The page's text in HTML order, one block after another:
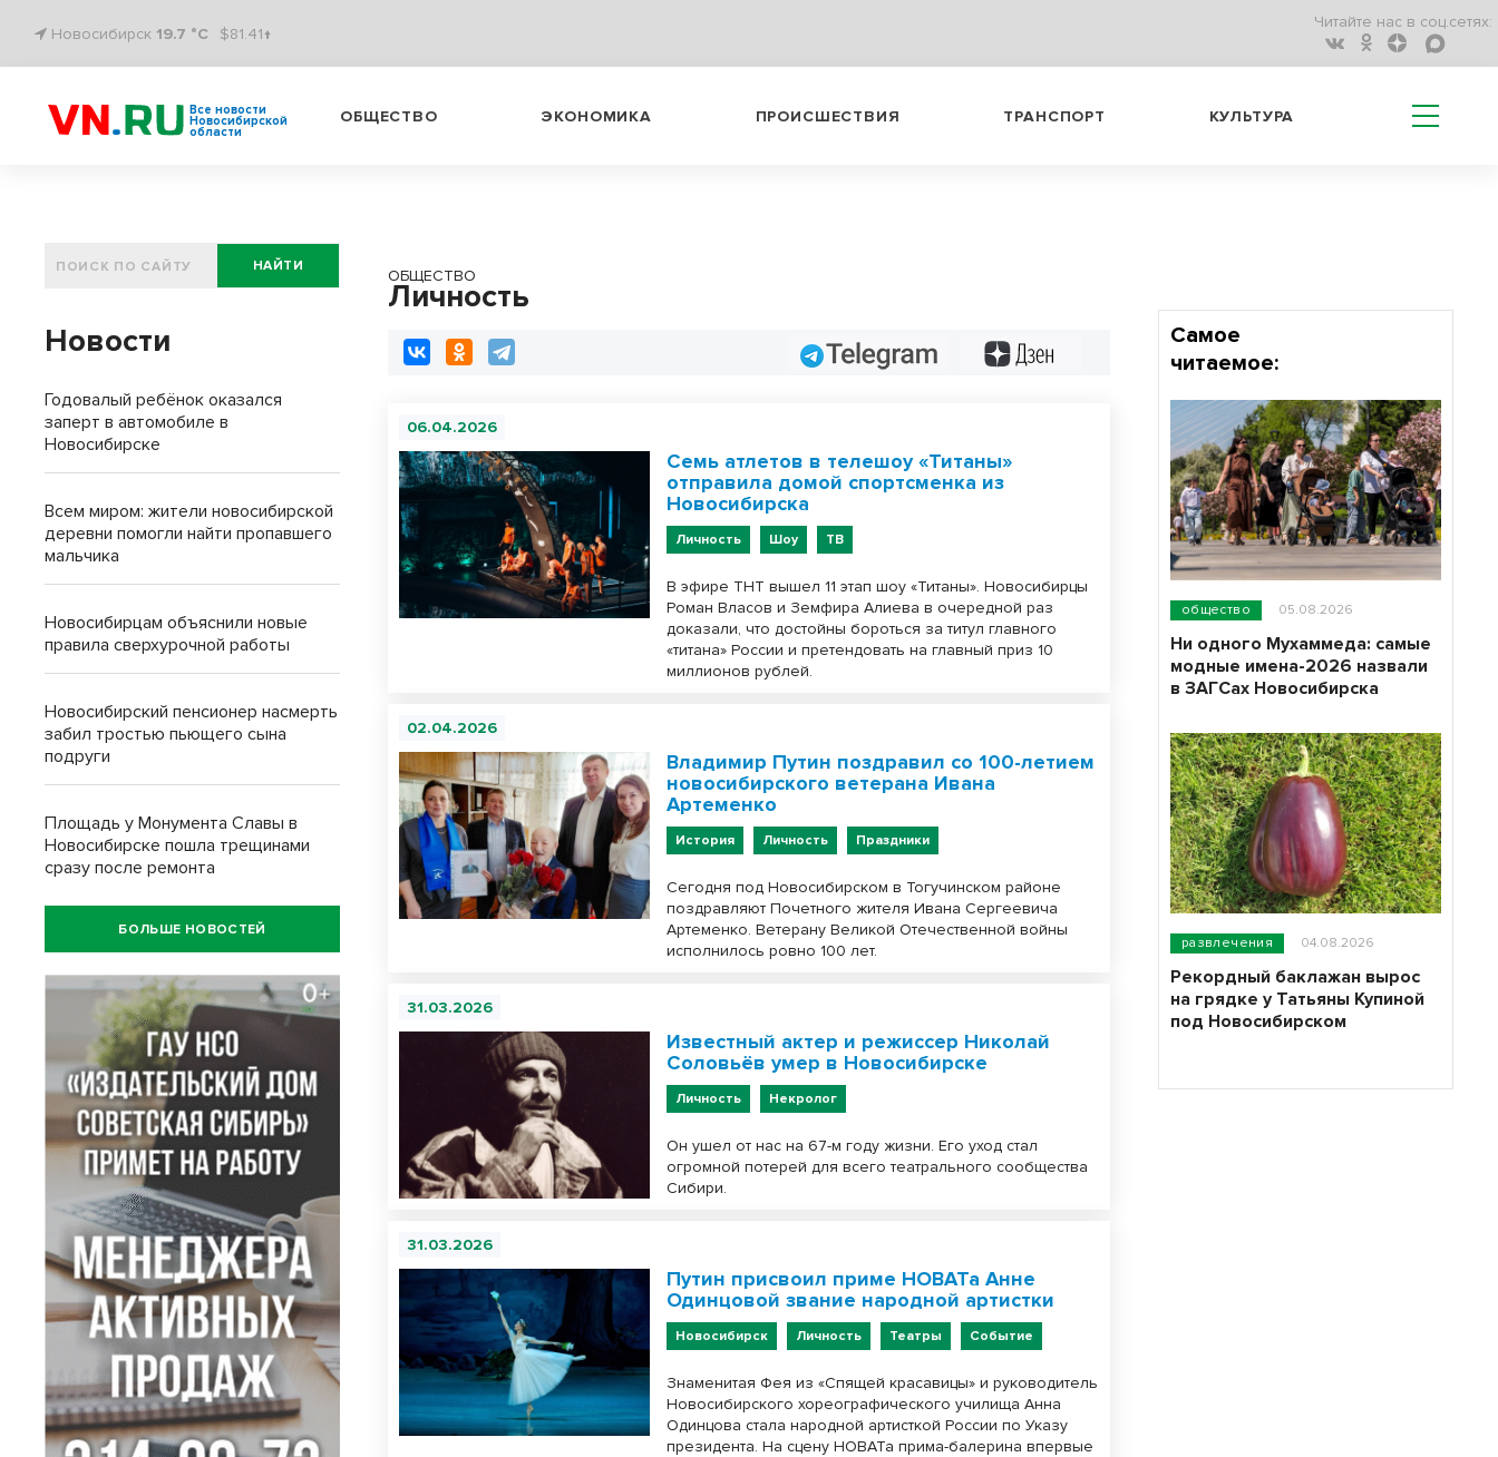
Новосибирск 19.7 °C $81.41↑
Читайте нас в соц.сетях:
Все новости
Новосибирской
области
ОБЩЕСТВО ЭКОНОМИКА ПРОИСШЕСТВИЯ ТРАНСПОРТ КУЛЬТУРА
ОБЩЕСТВО
Личность
Telegram
06.04.2026
Семь атлетов в телешоу «Титаны»
отправила домой спортсменка из
Новосибирска
Личность Шоу ТВ
В эфире ТНТ вышел 11 этап шоу «Титаны». Новосибирцы
Роман Власов и Земфира Алиева в очередной раз
доказали, что достойны бороться за титул главного
«титана» России и претендовать на главный приз 10
миллионов рублей.
02.04.2026
Владимир Путин поздравил со 100-летием
новосибирского ветерана Ивана
Артеменко
История Личность Праздники
Сегодня под Новосибирском в Тогучинском районе
поздравляют Почетного жителя Ивана Сергеевича
Артеменко. Ветерану Великой Отечественной войны
исполнилось ровно 100 лет.
31.03.2026
Известный актер и режиссер Николай
Соловьёв умер в Новосибирске
Личность Некролог
Он ушел от нас на 67-м году жизни. Его уход стал
огромной потерей для всего театрального сообщества
Сибири.
31.03.2026
Путин присвоил приме НОВАТа Анне
Одинцовой звание народной артистки
Новосибирск Личность Театры Событие
Знаменитая Фея из «Спящей красавицы» и руководитель
Новосибирского хореографического училища Анна
Одинцова стала народной артисткой России по Указу
президента. На сцену НОВАТа прима-балерина впервые
НАЙТИ
Новости
Годовалый ребёнок оказался
заперт в автомобиле в
Новосибирске
Всем миром: жители новосибирской
деревни помогли найти пропавшего
мальчика
Новосибирцам объяснили новые
правила сверхурочной работы
Новосибирский пенсионер насмерть
забил тростью пьющего сына
подруги
Площадь у Монумента Славы в
Новосибирске пошла трещинами
сразу после ремонта
БОЛЬШЕ НОВОСТЕЙ
Самое
читаемое:
общество 05.08.2026
Ни одного Мухаммеда: самые
модные имена-2026 назвали
в ЗАГСах Новосибирска
развлечения 04.08.2026
Рекордный баклажан вырос
на грядке у Татьяны Купиной
под Новосибирском